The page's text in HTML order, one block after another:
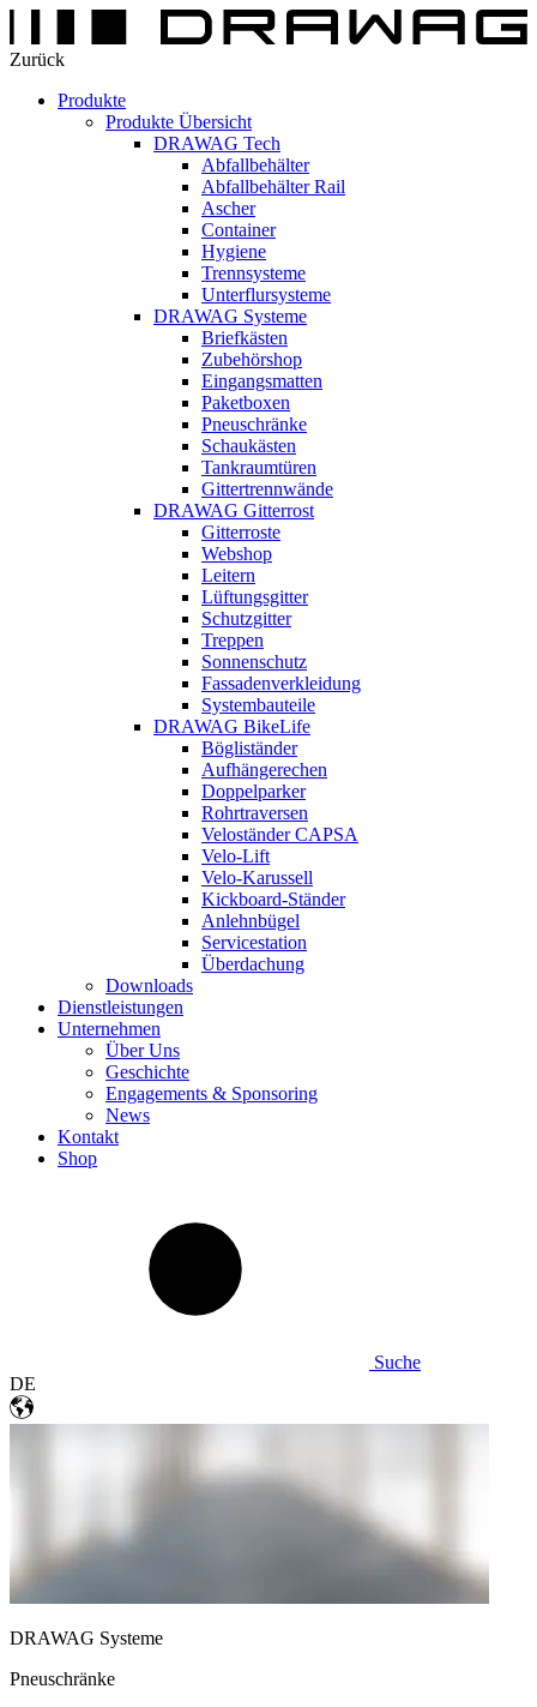
Zurück
Produkte
Produkte Übersicht
DRAWAG Tech
Abfallbehälter
Abfallbehälter Rail
Ascher
Container
Hygiene
Trennsysteme
Unterflursysteme
DRAWAG Systeme
Briefkästen
Zubehörshop
Eingangsmatten
Paketboxen
Pneuschränke
Schaukästen
Tankraumtüren
Gittertrennwände
DRAWAG Gitterrost
Gitterroste
Webshop
Leitern
Lüftungsgitter
Schutzgitter
Treppen
Sonnenschutz
Fassadenverkleidung
Systembauteile
DRAWAG BikeLife
Bögliständer
Aufhängerechen
Doppelparker
Rohrtraversen
Veloständer CAPSA
Velo-Lift
Velo-Karussell
Kickboard-Ständer
Anlehnbügel
Servicestation
Überdachung
Downloads
Dienstleistungen
Unternehmen
Über Uns
Geschichte
Engagements & Sponsoring
News
Kontakt
Shop
Suche
DE
DRAWAG Systeme
Pneuschränke